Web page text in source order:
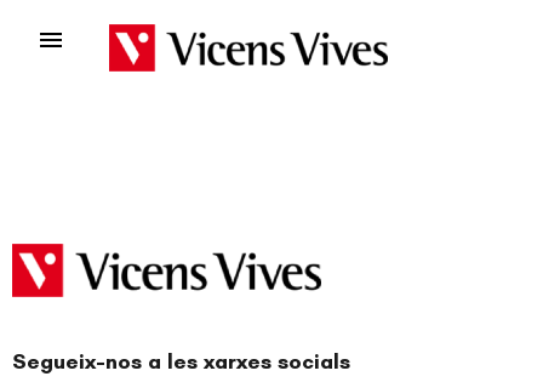

Segueix-nos a les xarxes socials